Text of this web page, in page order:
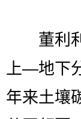
董利利
上—地下
年来土壤